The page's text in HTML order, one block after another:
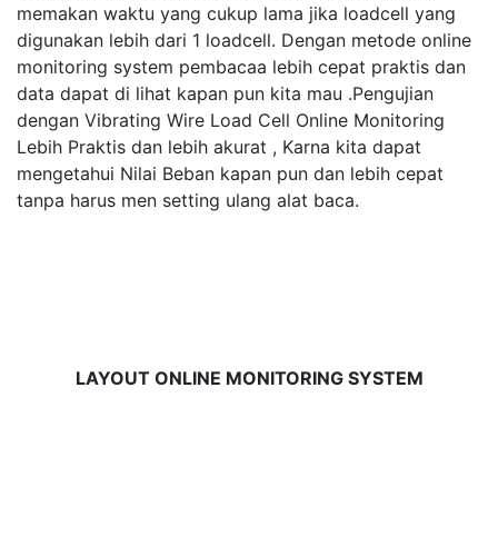
memakan waktu yang cukup lama jika loadcell yang
digunakan lebih dari 1 loadcell. Dengan metode online
monitoring system pembacaa lebih cepat praktis dan
data dapat di lihat kapan pun kita mau .Pengujian
dengan Vibrating Wire Load Cell Online Monitoring
Lebih Praktis dan lebih akurat , Karna kita dapat
mengetahui Nilai Beban kapan pun dan lebih cepat
tanpa harus men setting ulang alat baca.
LAYOUT ONLINE MONITORING SYSTEM